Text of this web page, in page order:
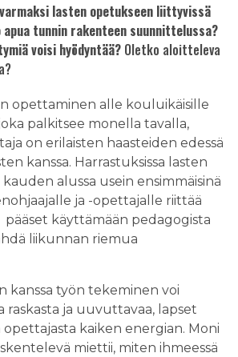
lasten opetukseen liittyvissä
tunnin rakenteen suunnittelussa?
voisi hyödyntää? Oletko aloitteleva
opettaminen alle kouluikäisille
palkitsee monella tavalla,
on erilaisten haasteiden edessä
kanssa. Harrastuksissa lasten
alussa usein ensimmäisinä
ja -opettajalle riittää
käyttämään pedagogista
liikunnan riemua
kanssa työn tekeminen voi
raskasta ja uuvuttavaa, lapset
kaiken energian. Moni
miettii, miten ihmeessä